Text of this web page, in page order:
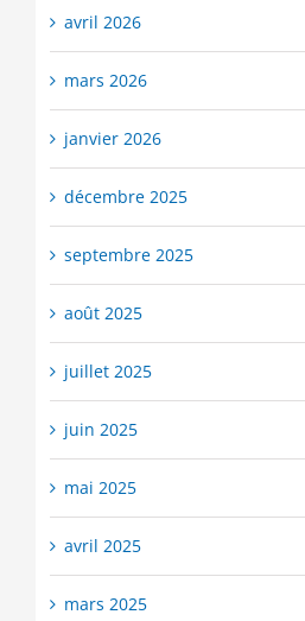
avril 2026
mars 2026
janvier 2026
décembre 2025
septembre 2025
août 2025
juillet 2025
juin 2025
mai 2025
avril 2025
mars 2025